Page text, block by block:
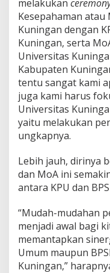
melakukan
Kesepahaman
Kuningan dengan
Kuningan, serta
Universitas
Kabupaten
tentu sangat kami
juga kami harus
Universitas
yaitu melakukan
ungkapnya.
Lebih jauh, dirinya
dan MoA ini
antara KPU dan
“Mudah-mudahan
menjadi awal bagi
memantapkan
Umum maupun
Kuningan,”